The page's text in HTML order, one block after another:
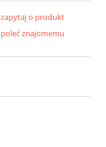
zapytaj o produkt
poleć znajomemu